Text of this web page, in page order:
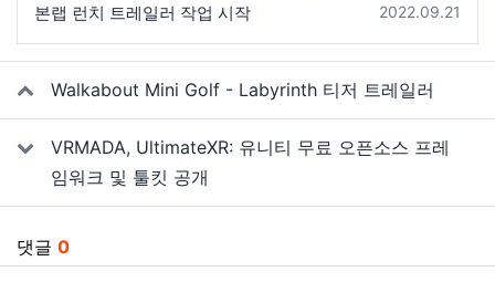
등록일
2022.09.21
본랩 런치 트레일러 작업 시작
관련자료Walkabout Mini Golf - Labyrinth 티저 트레일러
VRMADA, UltimateXR: 유니티 무료 오픈소스 프레
임워크 및 툴킷 공개
댓글 0